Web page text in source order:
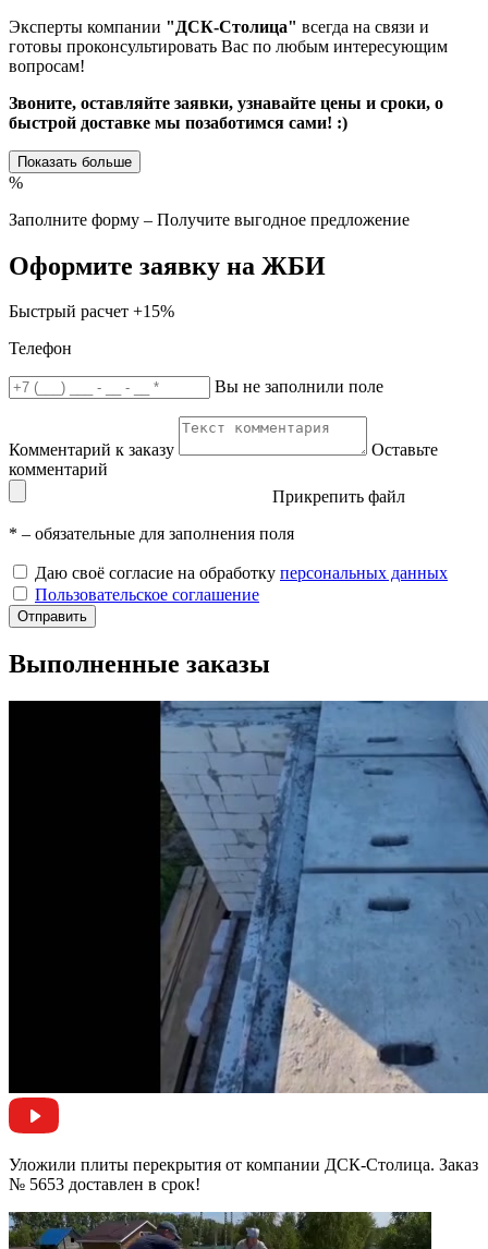
Эксперты компании "ДСК-Столица" всегда на связи и
готовы проконсультировать Вас по любым интересующим
вопросам!
Звоните, оставляйте заявки, узнавайте цены и сроки, о
быстрой доставке мы позаботимся сами! :)
Показать больше
%
Заполните форму – Получите выгодное предложение
Оформите заявку на ЖБИ
Быстрый расчет +15%
Телефон
Вы не заполнили поле
Комментарий к заказу
Оставьте
комментарий
Прикрепить файл
* – обязательные для заполнения поля
Даю своё согласие на обработку персональных данных
Пользовательское соглашение
Отправить
Выполненные заказы
Уложили плиты перекрытия от компании ДСК-Столица. Заказ
№ 5653 доставлен в срок!